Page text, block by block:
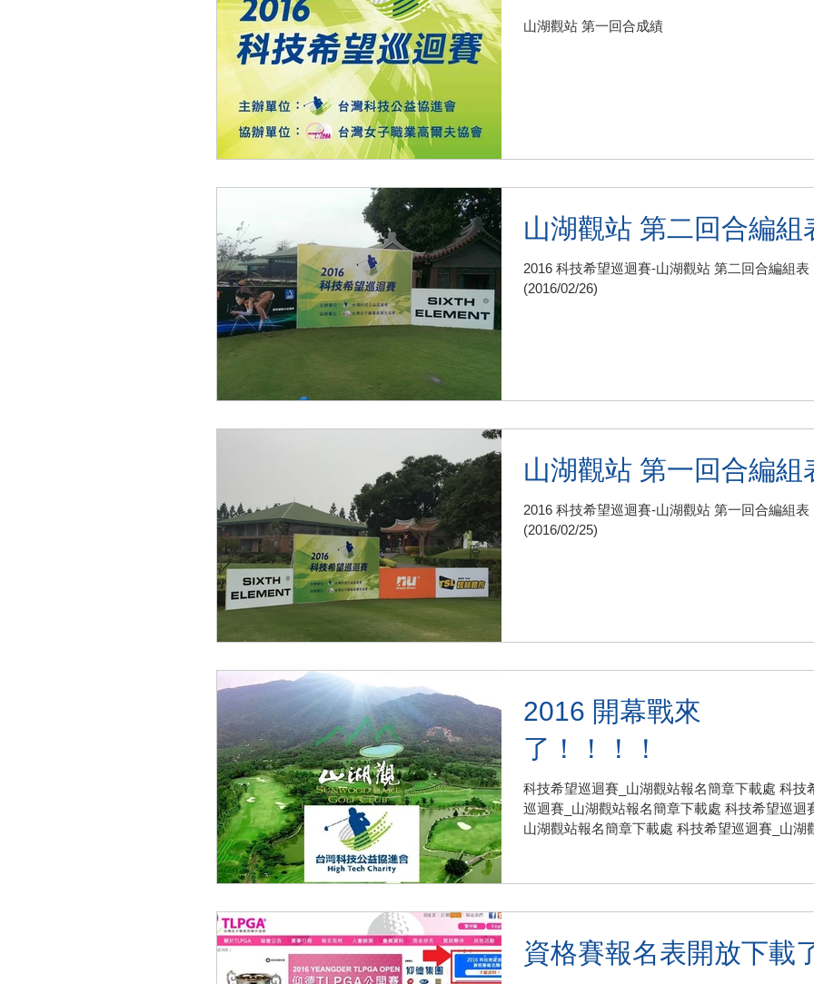
山湖觀站 第一回合成績
山湖觀站 第二回合編組
2016 科技希望巡迴賽-山湖觀站 第二回合編組表
(2016/02/26)
山湖觀站 第一回合編組
2016 科技希望巡迴賽-山湖觀站 第一回合編組表
(2016/02/25)
2016 開幕戰來
了！！！！
科技希望巡迴賽_山湖觀站報名簡章下載處 科技
巡迴賽_山湖觀站報名簡章下載處 科技希望巡迴
山湖觀站報名簡章下載處 科技希望巡迴賽_山湖
資格賽報名表開放下載了